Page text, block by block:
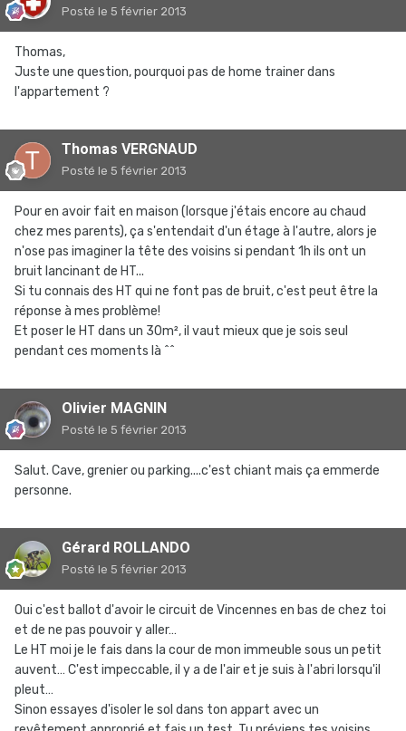
Posté le 5 février 2013
Thomas,
Juste une question, pourquoi pas de home trainer dans
l'appartement ?
Thomas VERGNAUD
Posté le 5 février 2013
Pour en avoir fait en maison (lorsque j'étais encore au chaud
chez mes parents), ça s'entendait d'un étage à l'autre, alors je
n'ose pas imaginer la tête des voisins si pendant 1h ils ont un
bruit lancinant de HT...
Si tu connais des HT qui ne font pas de bruit, c'est peut être la
réponse à mes problème!
Et poser le HT dans un 30m², il vaut mieux que je sois seul
pendant ces moments là ^^
Olivier MAGNIN
Posté le 5 février 2013
Salut. Cave, grenier ou parking....c'est chiant mais ça emmerde
personne.
Gérard ROLLANDO
Posté le 5 février 2013
Oui c'est ballot d'avoir le circuit de Vincennes en bas de chez toi
et de ne pas pouvoir y aller…
Le HT moi je le fais dans la cour de mon immeuble sous un petit
auvent… C'est impeccable, il y a de l'air et je suis à l'abri lorsqu'il
pleut…
Sinon essayes d'isoler le sol dans ton appart avec un